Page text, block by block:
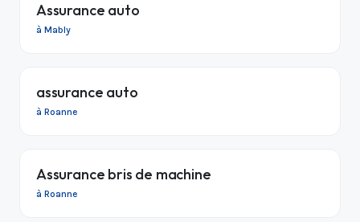
Assurance auto
à Mably
assurance auto
à Roanne
Assurance bris de machine
à Roanne